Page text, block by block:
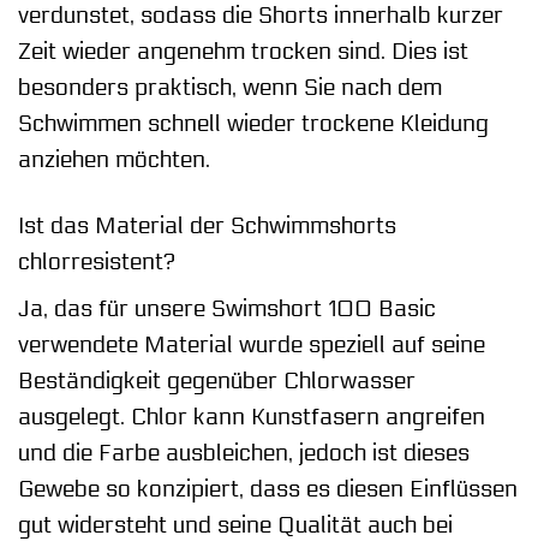
verdunstet, sodass die Shorts innerhalb kurzer
Zeit wieder angenehm trocken sind. Dies ist
besonders praktisch, wenn Sie nach dem
Schwimmen schnell wieder trockene Kleidung
anziehen möchten.
Ist das Material der Schwimmshorts
chlorresistent?
Ja, das für unsere Swimshort 100 Basic
verwendete Material wurde speziell auf seine
Beständigkeit gegenüber Chlorwasser
ausgelegt. Chlor kann Kunstfasern angreifen
und die Farbe ausbleichen, jedoch ist dieses
Gewebe so konzipiert, dass es diesen Einflüssen
gut widersteht und seine Qualität auch bei